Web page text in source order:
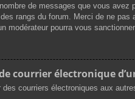
de messages que vous
rangs du forum. Merci de ne
pourra vous
courrier électronique
courriers électroniques aux